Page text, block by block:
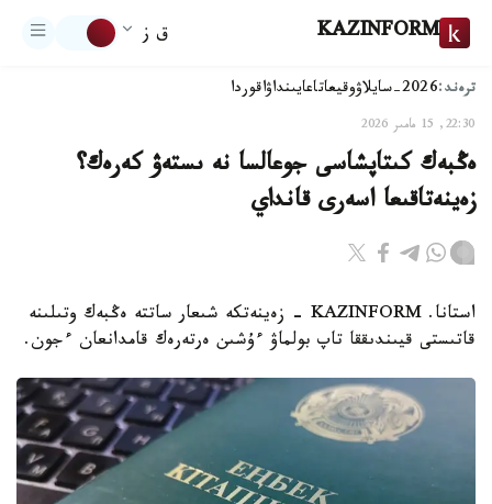
KAZINFORM ق ز
ترەند:2026-سايلاۋ وقيعاتاعايىنداۋاقوردا
22:30, 15 مامىر 2026
ەڭبەك كىتاپشاسى جوعالسا نە ىستەۋ كەرەك؟
زەينەتاقىعا اسەرى قانداي
استانا. KAZINFORM - زەينەتكە شىعار ساتتە ەڭبەك وتىلىنە
قاتىستى قيىندىققا تاپ بولماۋ ءۇشىن ەرتەرەك قامدانعان ءجون.